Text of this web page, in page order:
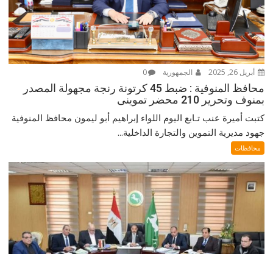
أبريل 26, 2025 الجمهورية 0
محافظ المنوفية : ضبط 45 كرتونة رنجة مجهولة المصدر
بمنوف وتحرير 210 محضر تموينى
كتبت أميرة عنب تـابع اليوم اللواء إبراهيم أبو ليمون محافظ المنوفية
جهود مديرية التموين والتجارة الداخلية...
محافظات